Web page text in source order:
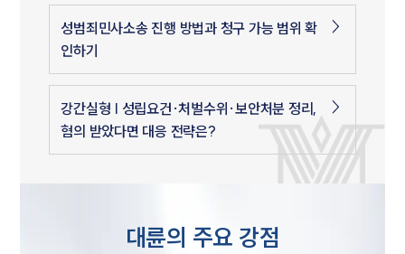
성범죄민사소송 진행 방법과 청구 가능 범위 확
인하기
강간실형 | 성립요건·처벌수위·보안처분 정리,
혐의 받았다면 대응 전략은?
대륜의 주요 강점